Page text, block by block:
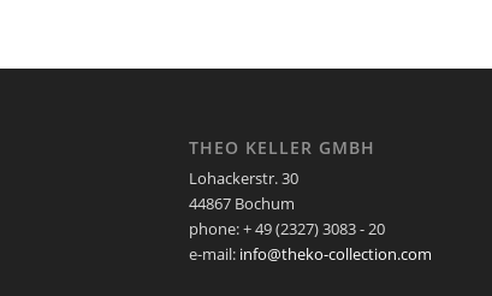
THEO KELLER GMBH
Lohackerstr. 30
44867 Bochum
phone: + 49 (2327) 3083 - 20
e-mail: info@theko-collection.com